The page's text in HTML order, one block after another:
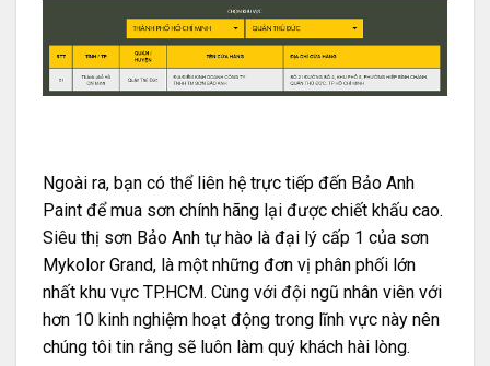
Ngoài ra, bạn có thể liên hệ trực tiếp đến Bảo Anh
Paint để mua sơn chính hãng lại được chiết khấu cao.
Siêu thị sơn Bảo Anh tự hào là đại lý cấp 1 của sơn
Mykolor Grand, là một những đơn vị phân phối lớn
nhất khu vực TP.HCM. Cùng với đội ngũ nhân viên với
hơn 10 kinh nghiệm hoạt động trong lĩnh vực này nên
chúng tôi tin rằng sẽ luôn làm quý khách hài lòng.